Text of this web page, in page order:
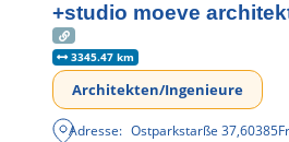
+studio moeve
3345.47 km
Architekten/Ingenieure
Adresse: Ostparkstarße 37,60385